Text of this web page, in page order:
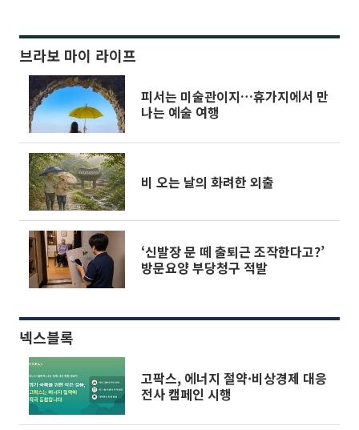
브라보 마이 라이프
피서는 미술관이지…휴가지에서 만
나는 예술 여행
비 오는 날의 화려한 외출
‘신발장 문 떼 출퇴근 조작한다고?’
방문요양 부당청구 적발
넥스블록
고팍스, 에너지 절약·비상경제 대응
전사 캠페인 시행